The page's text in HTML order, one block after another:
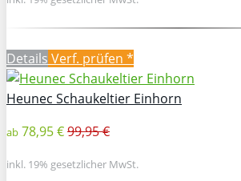
Details Verf. prüfen *
Heunec Schaukeltier Einhorn
ab 78,95 €99,95 €
inkl. 19% gesetzlicher MwSt.